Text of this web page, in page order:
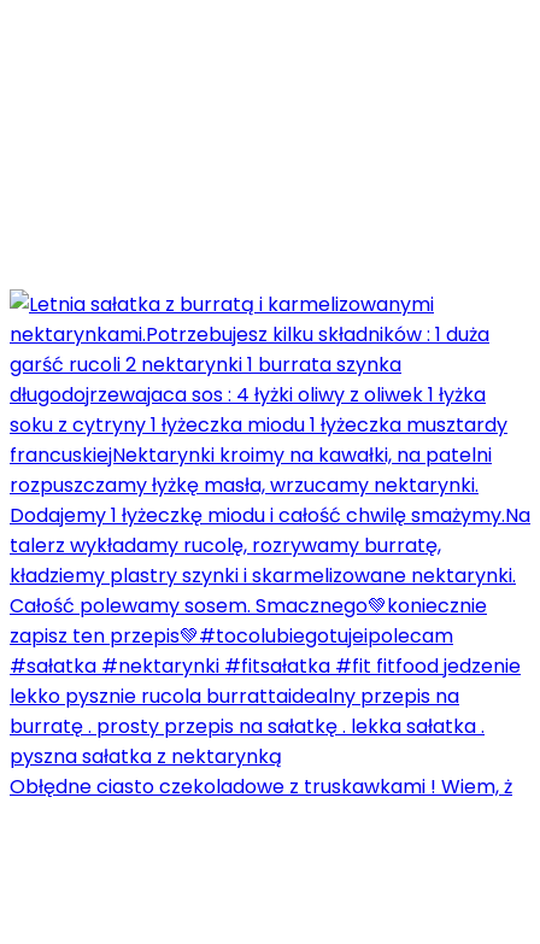
Obłędne ciasto czekoladowe z truskawkami ! Wiem, ż